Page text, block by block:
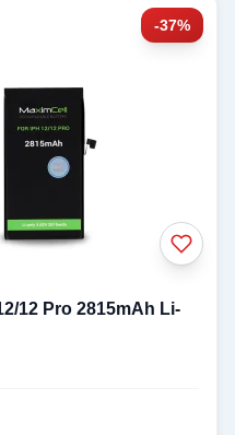
-37%
12 Pro 2815mAh Li-